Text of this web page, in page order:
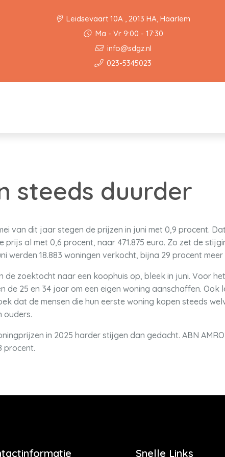
Leidsevaart 10A , 2013 HA, Haarlem
Ma - Vr 9:00 - 17:30
info@sdgz.nl
023-5345023
steeds duurder
van dit jaar stegen de prijzen in juni met 0,9 procent.
prijs al met 0,6 procent, naar 471.875 euro. Zo zet de
werden 18.883 woningen verkocht, bijna 29 procent meer
de zoektocht naar een koophuis op, bleek in juni. Voor
de 25 en 34 jaar om een eigen woning aanschaffen. Ook
dat de mensen die hun eerste woning kopen steeds
ouders.
in 2025 harder stijgen dan gedacht. ABN
procent.
Snelle Links